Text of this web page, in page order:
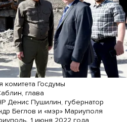
комитета Госдумы
глава
Денис Пушилин, губернатор
Беглов и «мэр» Мариуполя
1 июня 2022 года